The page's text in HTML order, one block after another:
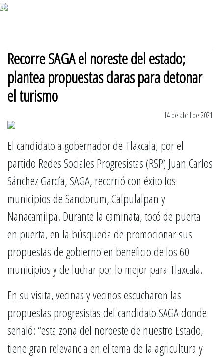
6 de agosto 2026
Recorre SAGA el noreste del estado;
plantea propuestas claras para detonar
el turismo
14 de abril de 2021
El candidato a gobernador de Tlaxcala, por el
partido Redes Sociales Progresistas (RSP) Juan Carlos
Sánchez García, SAGA, recorrió con éxito los
municipios de Sanctorum, Calpulalpan y
Nanacamilpa. Durante la caminata, tocó de puerta
en puerta, en la búsqueda de promocionar sus
propuestas de gobierno en beneficio de los 60
municipios y de luchar por lo mejor para Tlaxcala.
En su visita, vecinas y vecinos escucharon las
propuestas progresistas del candidato SAGA donde
señaló: “esta zona del noroeste de nuestro Estado,
tiene gran relevancia en el tema de la agricultura y